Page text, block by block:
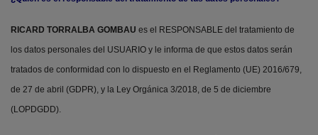
RICARD TORRALBA GOMBAU es el RESPONSABLE del tratamiento de
los datos personales del USUARIO y le informa de que estos datos serán
tratados de conformidad con lo dispuesto en el Reglamento (UE) 2016/679,
de 27 de abril (GDPR), y la Ley Orgánica 3/2018, de 5 de diciembre
(LOPDGDD).